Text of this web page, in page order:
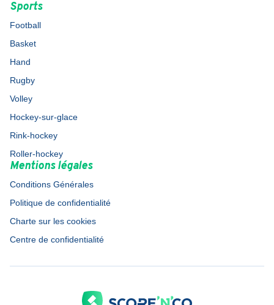
Sports
Football
Basket
Hand
Rugby
Volley
Hockey-sur-glace
Rink-hockey
Roller-hockey
Mentions légales
Conditions Générales
Politique de confidentialité
Charte sur les cookies
Centre de confidentialité